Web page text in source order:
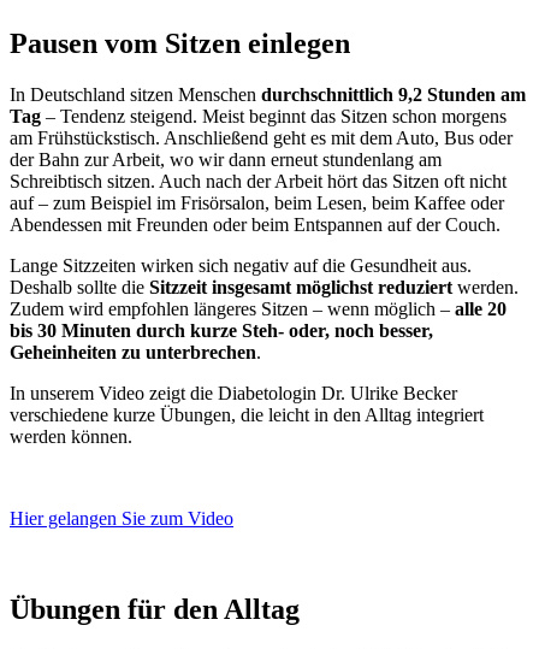
Pausen vom Sitzen einlegen
In Deutschland sitzen Menschen durchschnittlich 9,2 Stunden am
Tag – Tendenz steigend. Meist beginnt das Sitzen schon morgens
am Frühstückstisch. Anschließend geht es mit dem Auto, Bus oder
der Bahn zur Arbeit, wo wir dann erneut stundenlang am
Schreibtisch sitzen. Auch nach der Arbeit hört das Sitzen oft nicht
auf – zum Beispiel im Frisörsalon, beim Lesen, beim Kaffee oder
Abendessen mit Freunden oder beim Entspannen auf der Couch.
Lange Sitzzeiten wirken sich negativ auf die Gesundheit aus.
Deshalb sollte die Sitzzeit insgesamt möglichst reduziert werden.
Zudem wird empfohlen längeres Sitzen – wenn möglich – alle 20
bis 30 Minuten durch kurze Steh- oder, noch besser,
Geheinheiten zu unterbrechen.
In unserem Video zeigt die Diabetologin Dr. Ulrike Becker
verschiedene kurze Übungen, die leicht in den Alltag integriert
werden können.
Hier gelangen Sie zum Video
Übungen für den Alltag